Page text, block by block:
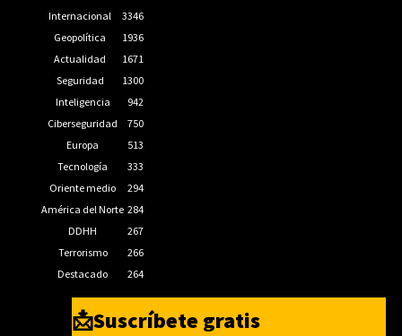
Internacional
3346
Geopolítica
1936
Actualidad
1671
Seguridad
1300
Inteligencia
942
Ciberseguridad
750
Europa
513
Tecnología
333
Oriente medio
294
América del Norte 284
DDHH
267
Terrorismo
266
Destacado
264
📩Suscríbete gratis